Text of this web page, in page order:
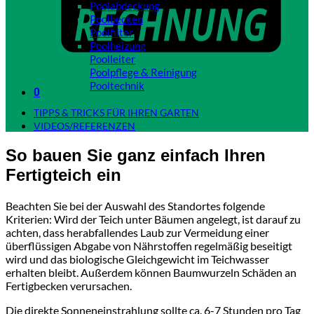
0
Poolabdeckung
Poolbecken
Poolfilter
Poolheizung
Poolleiter
Poolpflege & Reinigung
Pooltechnik
TIPPS & TRICKS FÜR IHREN GARTEN
VIDEOS/REFERENZEN
So bauen Sie ganz einfach Ihren
Fertigteich ein
Beachten Sie bei der Auswahl des Standortes folgende
Kriterien: Wird der Teich unter Bäumen angelegt, ist darauf zu
achten, dass herabfallendes Laub zur Vermeidung einer
überflüssigen Abgabe von Nährstoffen regelmäßig beseitigt
wird und das biologische Gleichgewicht im Teichwasser
erhalten bleibt. Außerdem können Baumwurzeln Schäden an
Fertigbecken verursachen.
Die direkte Sonneneinstrahlung sollte ca. 6-7 Stunden pro Tag